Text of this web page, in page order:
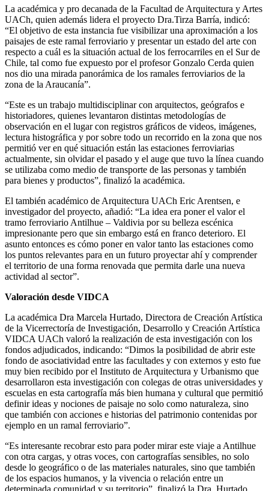
La académica y pro decanada de la Facultad de Arquitectura y Artes
UACh, quien además lidera el proyecto Dra.Tirza Barría, indicó:
“El objetivo de esta instancia fue visibilizar una aproximación a los
paisajes de este ramal ferroviario y presentar un estado del arte con
respecto a cuál es la situación actual de los ferrocarriles en el Sur de
Chile, tal como fue expuesto por el profesor Gonzalo Cerda quien
nos dio una mirada panorámica de los ramales ferroviarios de la
zona de la Araucanía”.
“Este es un trabajo multidisciplinar con arquitectos, geógrafos e
historiadores, quienes levantaron distintas metodologías de
observación en el lugar con registros gráficos de videos, imágenes,
lectura histográfica y por sobre todo un recorrido en la zona que nos
permitió ver en qué situación están las estaciones ferroviarias
actualmente, sin olvidar el pasado y el auge que tuvo la línea cuando
se utilizaba como medio de transporte de las personas y también
para bienes y productos”, finalizó la académica.
El también académico de Arquitectura UACh Eric Arentsen, e
investigador del proyecto, añadió: “La idea era poner el valor el
tramo ferroviario Antilhue – Valdivia por su belleza escénica
impresionante pero que sin embargo está en franco deterioro. El
asunto entonces es cómo poner en valor tanto las estaciones como
los puntos relevantes para en un futuro proyectar ahí y comprender
el territorio de una forma renovada que permita darle una nueva
actividad al sector”.
Valoración desde VIDCA
La académica Dra Marcela Hurtado, Directora de Creación Artística
de la Vicerrectoría de Investigación, Desarrollo y Creación Artística
VIDCA UACh valoró la realización de esta investigación con los
fondos adjudicados, indicando: “Dimos la posibilidad de abrir este
fondo de asociatividad entre las facultades y con externos y esto fue
muy bien recibido por el Instituto de Arquitectura y Urbanismo que
desarrollaron esta investigación con colegas de otras universidades y
escuelas en esta cartografía más bien humana y cultural que permitió
definir ideas y nociones de paisaje no solo como naturaleza, sino
que también con acciones e historias del patrimonio contenidas por
ejemplo en un ramal ferroviario”.
“Es interesante recobrar esto para poder mirar este viaje a Antilhue
con otra cargas, y otras voces, con cartografías sensibles, no solo
desde lo geográfico o de las materiales naturales, sino que también
de los espacios humanos, y la vivencia o relación entre un
determinada comunidad y su territorio”, finalizó la Dra. Hurtado.